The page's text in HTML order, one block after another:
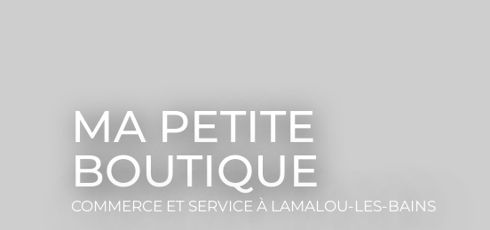
MA PETITE
BOUTIQUE
COMMERCE ET SERVICE À LAMALOU-LES-BAINS